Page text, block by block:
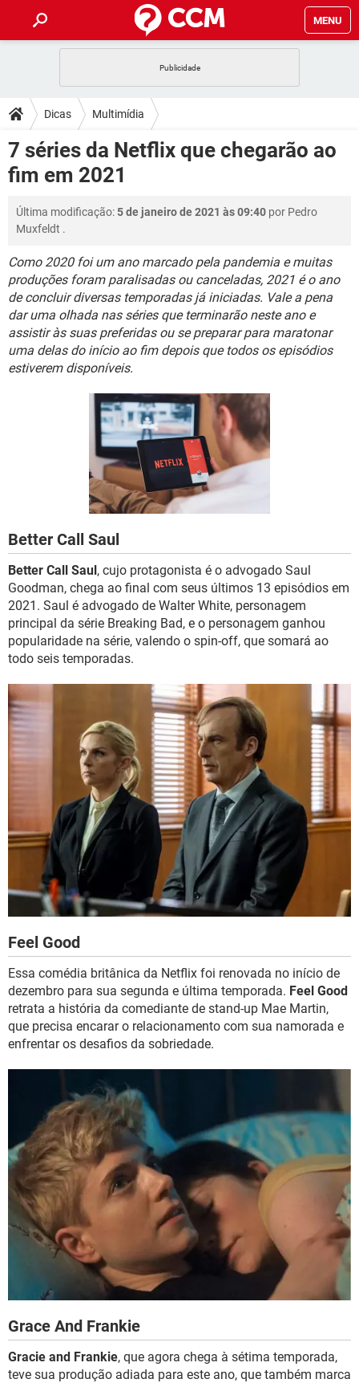
MENU
CELULAR
OUTLOOK EXCEL
INSTAGRAM
DICAS
JOGOS
CELULAR FACEBOOK
INSTAGRAM GMAIL
DOWNLOADS
JOGOS
OUTLOOK
INSTAGRAM GMAIL
GUIA DE COMPRAS
FÓRUM
JOGOS WHATSAPP
OUTLOOK EXCEL
INSTAGRAM GMAIL
GUIA DE COMPRAS
GLOSSÁRIO
JOGOS WHATSAPP
CELULAR FACEBOOK
OUTLOOK EXCEL
INSTAGRAM GMAIL
GUIA DE COMPRAS
Dicas Multimídia
7 séries da Netflix que chegarão ao
fim em 2021
Última modificação:5 de janeiro de 2021 às 09:40 por Pedro
Muxfeldt .
Como 2020 foi um ano marcado pela pandemia e muitas
produções foram paralisadas ou canceladas, 2021 é o ano
de concluir diversas temporadas já iniciadas. Vale a pena
dar uma olhada nas séries que terminarão neste ano e
assistir às suas preferidas ou se preparar para maratonar
uma delas do início ao fim depois que todos os episódios
estiverem disponíveis.
Better Call Saul
Better Call Saul, cujo protagonista é o advogado Saul
Goodman, chega ao final com seus últimos 13 episódios em
2021. Saul é advogado de Walter White, personagem
principal da série Breaking Bad, e o personagem ganhou
popularidade na série, valendo o spin-off, que somará ao
todo seis temporadas.
Feel Good
Essa comédia britânica da Netflix foi renovada no início de
dezembro para sua segunda e última temporada. Feel Good
retrata a história da comediante de stand-up Mae Martin,
que precisa encarar o relacionamento com sua namorada e
enfrentar os desafios da sobriedade.
Grace And Frankie
Gracie and Frankie, que agora chega à sétima temporada,
teve sua produção adiada para este ano, que também marca